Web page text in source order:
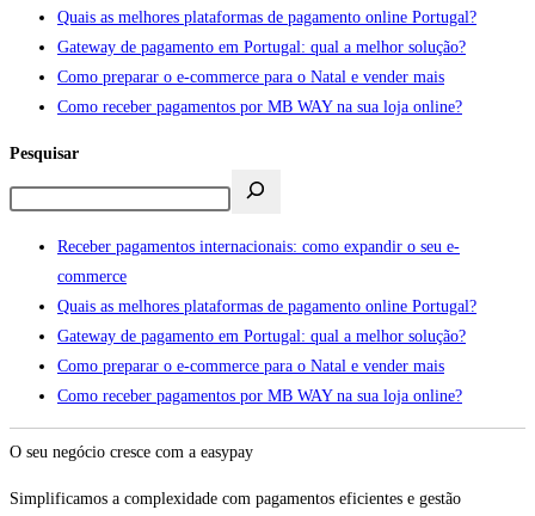
Quais as melhores plataformas de pagamento online Portugal?
Gateway de pagamento em Portugal: qual a melhor solução?
Como preparar o e-commerce para o Natal e vender mais
Como receber pagamentos por MB WAY na sua loja online?
Pesquisar
Receber pagamentos internacionais: como expandir o seu e-
commerce
Quais as melhores plataformas de pagamento online Portugal?
Gateway de pagamento em Portugal: qual a melhor solução?
Como preparar o e-commerce para o Natal e vender mais
Como receber pagamentos por MB WAY na sua loja online?
O seu negócio cresce com a easypay
Simplificamos a complexidade com pagamentos eficientes e gestão